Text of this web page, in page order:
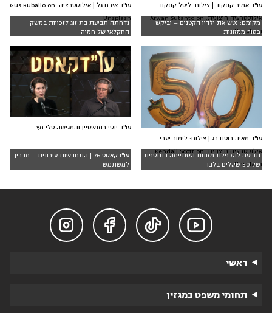
מקומם: נטש את ילדיו הקטנים – וביקש
פטור ממזונות
עו"ד אמיר קוזקוב | צילום: ליטל קוזקוב.
אילוסטרציה חיצונית: Arwan Sutanto on
Unsplash
נדחתה תביעת בת זוג לזכויות במשק
החקלאי של חמיה
עו"ד אירם גל | אילוסטרציה: Gus Ruballo on
Unsplash
תביעה להכפלת מזונות הסתיימה בתוספת
של 50 שקלים בלבד
עו"ד מאיה רוטנברג | צילום: לימור יערי.
אילוסטרציה חיצונית: Kendall Scott on
Unsplash
עו"דקאסט 76 | התחדשות עירונית – מדריך
למשתמש
עו"ד יוסי רוזנשטיין והמגישה טלי מץ




ראשי
תחומי משפט במגזין